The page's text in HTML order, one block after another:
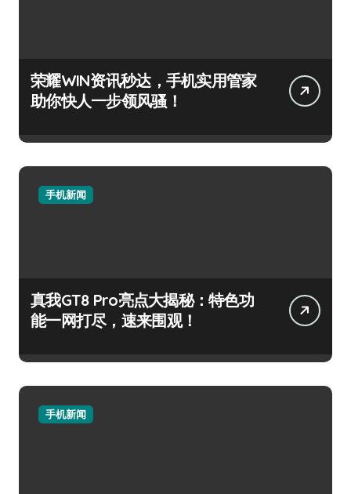
荣耀WIN资讯秒达，手机实用管家
助你快人一步领风骚！
手机新闻
真我GT8 Pro亮点大揭秘：特色功
能一网打尽，速来围观！
手机新闻